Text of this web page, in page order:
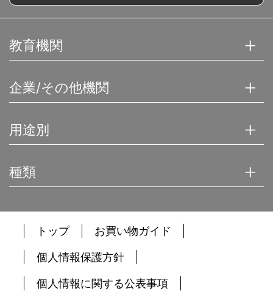
教育機関
企業/その他機関
用途別
種類
トップ お買い物ガイド
個人情報保護方針
個人情報に関する公表事項